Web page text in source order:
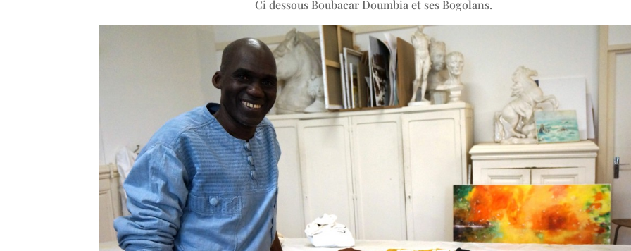
Ci dessous Boubacar Doumbia et ses Bogolans.